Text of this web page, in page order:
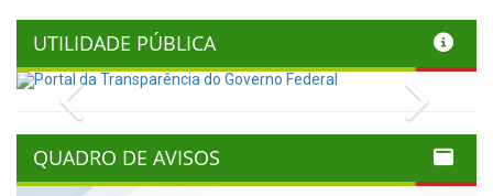
UTILIDADE PÚBLICA
Previous
QUADRO DE AVISOS